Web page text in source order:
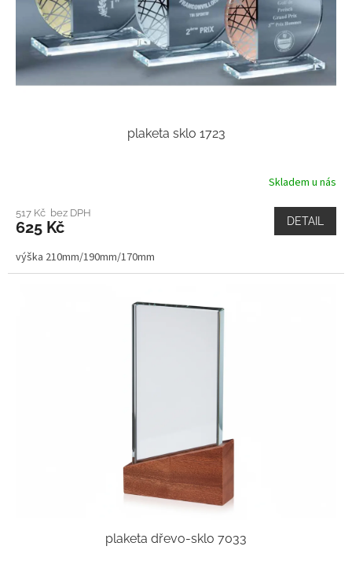
plaketa sklo 1723
Skladem u nás
517 Kč bez DPH
625 Kč DETAIL
výška 210mm/190mm/170mm
plaketa dřevo-sklo 7033